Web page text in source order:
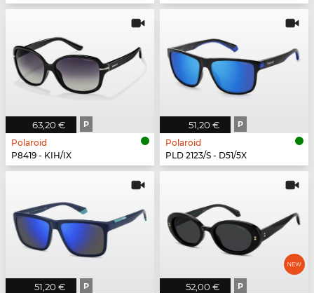
63,20 € P
Polaroid
P8419 - KIH/IX
51,20 € P
Polaroid
PLD 2123/S - D51/5X
51,20 € P 52,00 € P